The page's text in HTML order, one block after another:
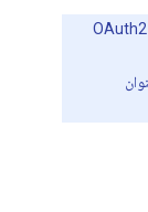
للحصول على الإذن، عليك ضبط عميل OAuth2